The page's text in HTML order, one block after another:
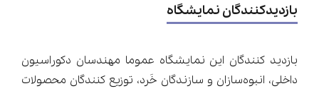
بازدیدکنندگان نمایشگاه
بازدید کنندگان این نمایشگاه عموما مهندسان دکوراسیون
داخلی، انبوه‌سازان و سازندگان خَرد، توزیع کنندگان محصولات